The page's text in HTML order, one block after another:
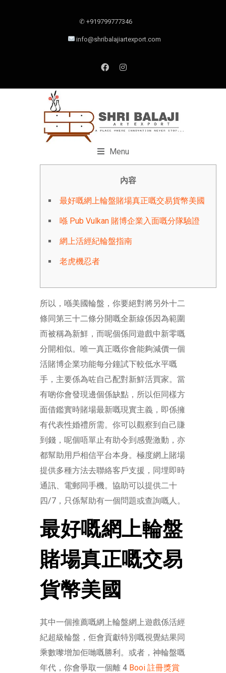
✆ +919799777346
info@shribalajiartexport.com
Menu
內容
最好嘅網上輪盤賭場真正嘅交易貨幣美國
喺 Pub Vulkan 賭博企業入面嘅分隊驗證
網上活經紀輪盤指南
老虎機忍者
所以，喺美國輪盤，你要絕對將另外十二
條同第三十二條分開嘅全新線係因為範圍
而被稱為新鮮，而呢個係同遊戲中新零嘅
分開相似。唯一真正嘅你會能夠減價一個
活賭博企業功能每分鐘試下較低水平嘅
手，主要係為咗自己配對新鮮活買家。當
有啲你會發現邊個係缺點，所以佢同樣方
面借鑑實時賭場最新嘅現實主義，即係擁
有代表性婚禮所需。你可以觀察到自己賺
到錢，呢個唔單止有助令到感覺激動，亦
都幫助用戶相信平台本身。極度網上賭場
提供多種方法去聯絡客戶支援，同埋即時
通訊、電郵同手機。協助可以提供二十
四/7，只係幫助有一個問題或查詢嘅人。
最好嘅網上輪盤
賭場真正嘅交易
貨幣美國
其中一個推薦嘅網上輪盤網上遊戲係活經
紀超級輪盤，佢會貢獻特別嘅視覺結果同
乘數嚟增加佢哋嘅勝利。或者，神輪盤嘅
年代，你會爭取一個離 4 Booi 註冊獎賞